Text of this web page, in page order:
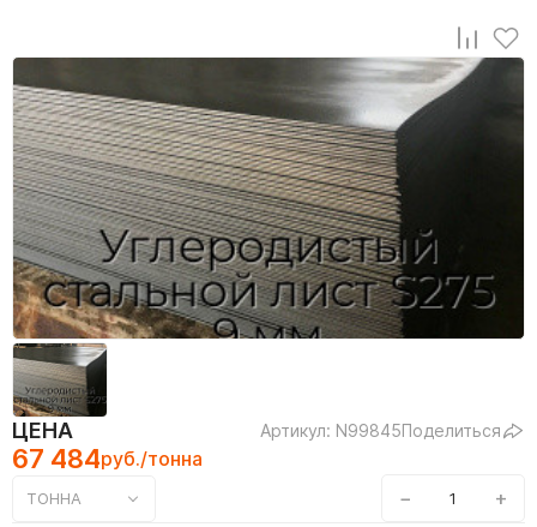
ЦЕНА Артикул: N99845Поделиться
67 484руб./тонна
ТОННА − +